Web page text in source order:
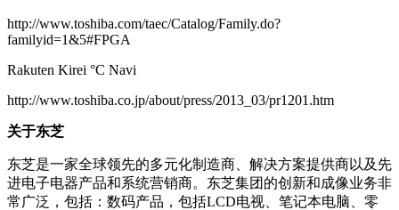
http://www.toshiba.com/taec/Catalog/Family.do?
familyid=1&5#FPGA
Rakuten Kirei °C Navi
http://www.toshiba.co.jp/about/press/2013_03/pr1201.htm
关于东芝
东芝是一家全球领先的多元化制造商、解决方案提供商以及先
进电子电器产品和系统营销商。东芝集团的创新和成像业务非
常广泛，包括：数码产品，包括LCD电视、笔记本电脑、零